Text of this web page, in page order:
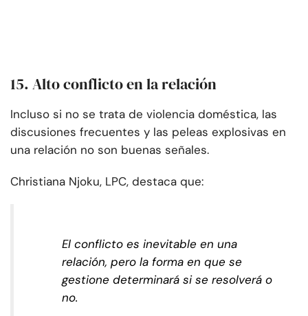
15. Alto conflicto en la relación
Incluso si no se trata de violencia doméstica, las
discusiones frecuentes y las peleas explosivas en
una relación no son buenas señales.
Christiana Njoku, LPC, destaca que:
El conflicto es inevitable en una
relación, pero la forma en que se
gestione determinará si se resolverá o
no.